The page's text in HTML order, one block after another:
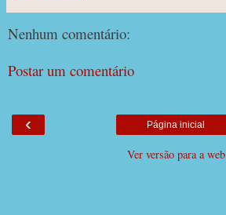
Nenhum comentário:
Postar um comentário
‹ Página inicial
Ver versão para a web